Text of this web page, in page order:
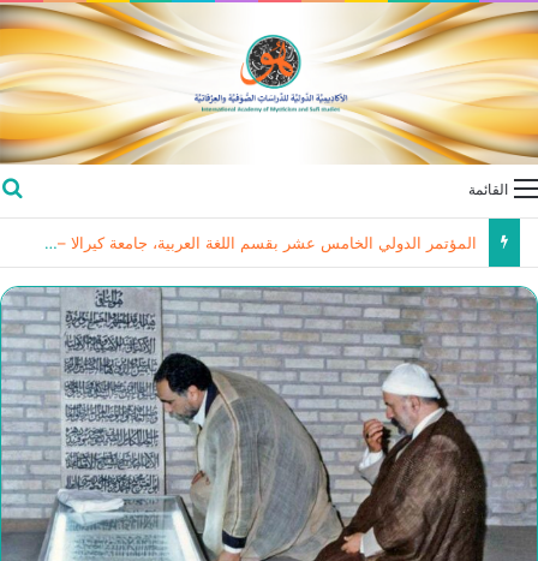
القائمة
المؤتمر الدولي الخامس عشر بقسم اللغة العربية، جامعة كيرالا – الهند